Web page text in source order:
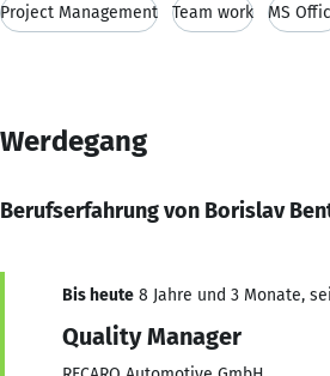
Project Management Team work MS
Werdegang
Berufserfahrung von Borislav
Bis heute 8 Jahre und 3 Monate,
Quality Manager